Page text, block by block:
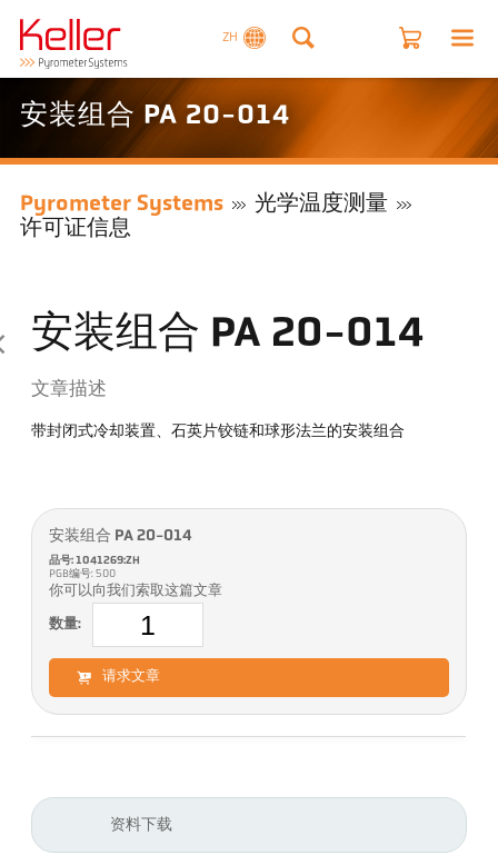
ZH
安装组合 PA 20-014
Pyrometer Systems
光学温度测量
许可证信息
安装组合 PA 20-014
文章描述
带封闭式冷却装置、石英片铰链和球形法兰的安装组合
安装组合 PA 20-014
品号: 1041269:ZH
PGB编号: 500
你可以向我们索取这篇文章
数量:
请求文章
资料下载